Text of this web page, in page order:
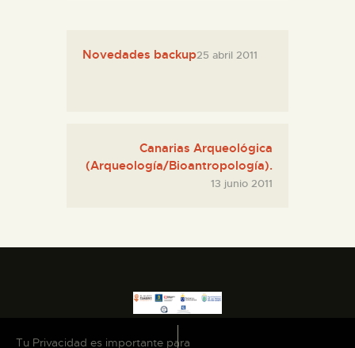
Novedades backup25 abril 2011
Canarias Arqueológica
(Arqueología/Bioantropología).
13 junio 2011
Tu Privacidad es importante para